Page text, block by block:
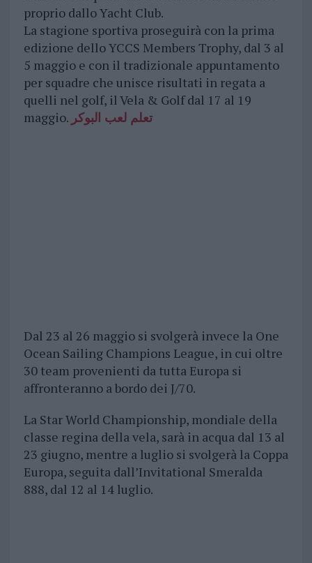
proprio dallo Yacht Club.
La stagione sportiva proseguirà con la prima
edizione dello YCCS Members Trophy, dal 3 al
5 maggio e con il tradizionale appuntamento
per squadre che unisce risultati in regata a
quelli nel golf, il Vela & Golf dal 17 al 19
maggio. تعلم لعب البوكر
Dal 23 al 26 maggio si svolgerà invece la One
Ocean Sailing Champions League, in cui oltre
30 team provenienti da tutta Europa si
affronteranno a bordo dei J/70.
La Star World Championship, mondiale della
classe regina della vela, sarà in acqua dal 13 al
23 giugno, mentre a luglio si svolgerà la Coppa
Europa, seguita dall’Invitational Smeralda
888, dal 12 al 14 luglio.